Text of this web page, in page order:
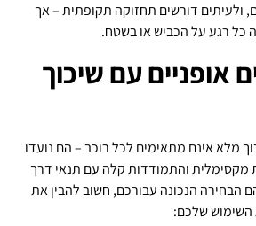
ולעיתים דורשים תחזוקה תקופתית – אך
כל רגע על הכביש או בשטח.
אופניים עם שיכוך
מלא אינם מתאימים לכל רוכב – הם נועדו
מקסימלית והתמודדות קלה עם תנאי דרך
הבחירה הנכונה עבורכם, חשוב להבין את
השימוש שלכם: